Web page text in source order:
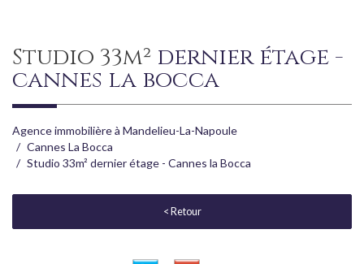
studio 33m² dernier étage -
cannes la bocca
Agence immobilière à Mandelieu-La-Napoule
Cannes La Bocca
Studio 33m² dernier étage - Cannes la Bocca
< Retour